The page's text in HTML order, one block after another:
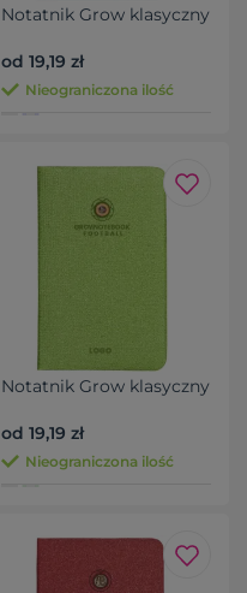
Notatnik Grow klasyczny
od 19,19 zł
Nieograniczona ilość
Notatnik Grow klasyczny
od 19,19 zł
Nieograniczona ilość